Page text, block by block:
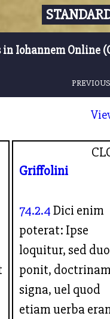
Iohannem Online
Griffolini
74.2.4Dici enim
poterat: Ipse
loquitur, sed
ponit,
signa, uel quod
etiam uerba